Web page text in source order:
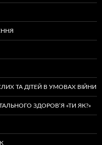
ТА ДІТЕЙ В УМОВАХ ВІЙНИ
ЗДОРОВ’Я «ТИ ЯК?»